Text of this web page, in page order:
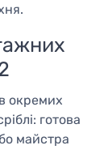
окремих
готова
майстра